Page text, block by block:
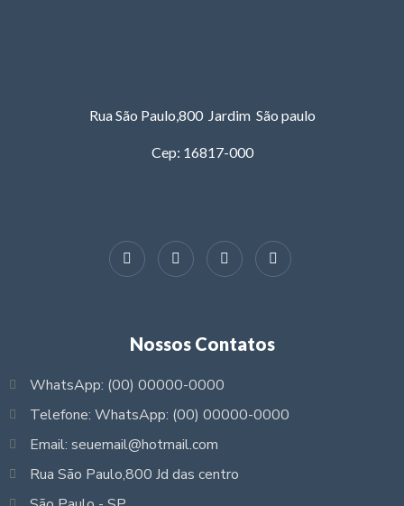
Rua São Paulo,800 Jardim São paulo
Cep: 16817-000
Nossos Contatos
WhatsApp: (00) 00000-0000
Telefone: WhatsApp: (00) 00000-0000
Email: seuemail@hotmail.com
Rua São Paulo,800 Jd das centro